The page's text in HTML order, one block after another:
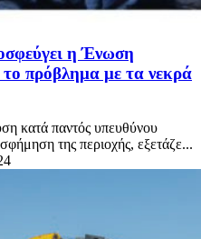
η Ένωση
πρόβλημα με τα νεκρά
κατά παντός υπευθύνου
της περιοχής, εξετάζε...